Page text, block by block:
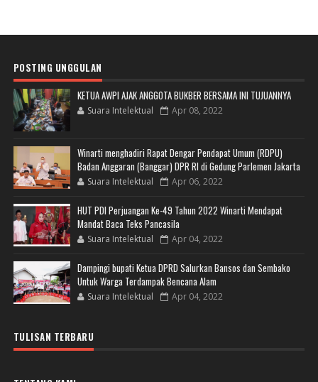
POSTING UNGGULAN
KETUA AWPI AJAK ANGGOTA BUKBER BERSAMA INI TUJUANNYA
Suara Intelektual Apr 08, 2022
Winarti menghadiri Rapat Dengar Pendapat Umum (RDPU)
Badan Anggaran (Banggar) DPR RI di Gedung Parlemen Jakarta
Suara Intelektual Apr 06, 2022
HUT PDI Perjuangan Ke-49 Tahun 2022 Winarti Mendapat
Mandat Baca Teks Pancasila
Suara Intelektual Apr 04, 2022
Dampingi bupati Ketua DPRD Salurkan Bansos dan Sembako
Untuk Warga Terdampak Bencana Alam
Suara Intelektual Apr 04, 2022
TULISAN TERBARU